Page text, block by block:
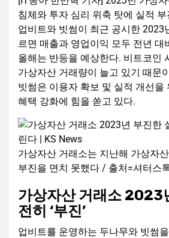
침체와 투자 심리 위축 탓에 실적
업비트와 빗썸이 최근 공시한 2023
르면 매출과 영업이익 모두 전년 대
올해는 반등을 예상한다. 비트코인
가상자산 거래량이 늘고 있기 때문
빗썸은 이용자 확보 및 실적 개선을
혜택 강화에 힘을 쏟고 있다.
가상자산 거래소는 지난해 가상자
부진을 면치 못했다 / 출처=셔터스
가상자산 거래소 2023
전히 ‘부진’
업비트를 운영하는 두나무와 빗썸